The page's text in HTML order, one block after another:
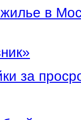
в
за